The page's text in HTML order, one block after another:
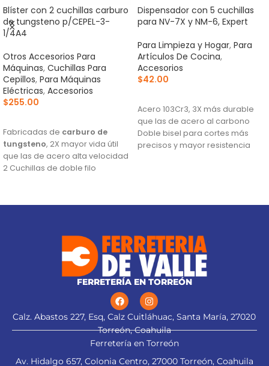
Blíster con 2 cuchillas carburo
de tungsteno p/CEPEL-3-
1/4A4
Otros Accesorios Para
Máquinas, Cuchillas Para
Cepillos, Para Máquinas
Eléctricas, Accesorios
$255.00
Fabricadas de carburo de
tungsteno, 2X mayor vida útil
que las de acero alta velocidad
2 Cuchillas de doble filo
3-1/4N, CEPEL-3-1/4A4 y CEPEL-3-
Este producto sustituye a: CU-
CEPEL-3-1/4X (13092)
Dispensador con 5 cuchillas
para NV-7X y NM-6, Expert
Para Limpieza y Hogar, Para
Artículos De Cocina,
Accesorios
$42.00
Acero 103Cr3, 3X más durable
que las de acero al carbono
Doble bisel para cortes más
precisos y mayor resistencia
FERRETERÍA EN TORREÓN
Calz. Abastos 227, Esq, Calz Cuitláhuac, Santa María, 27020
Torreón, Coahuila
Ferretería en Torreón
Av. Hidalgo 657, Colonia Centro, 27000 Torreón, Coahuila